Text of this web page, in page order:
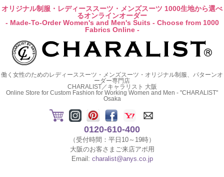
オリジナル制服・レディーススーツ・メンズスーツ 1000生地から選べ
るオンラインオーダー
- Made-To-Order Women's and Men's Suits - Choose from 1000
Fabrics Online -
働く女性のためのレディーススーツ・メンズスーツ・オリジナル制服、パターンオ
ーダー専門店
CHARALIST／キャラリスト 大阪
Online Store for Custom Fashion for Working Women and Men - "CHARALIST"
Osaka
0120-610-400
（受付時間：平日10～19時）
大阪のお客さまご来店アポ用
Email: charalist@anys.co.jp